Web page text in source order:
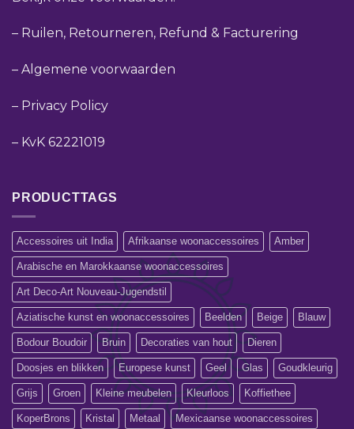
– Ruilen, Retourneren, Refund & Facturering
– Algemene voorwaarden
– Privacy Policy
– KvK 62221019
PRODUCTTAGS
Accessoires uit India Afrikaanse woonaccessoires Amber
Arabische en Marokkaanse woonaccessoires
Art Deco-Art Nouveau-Jugendstil
Aziatische kunst en woonaccessoires Beelden Beige Blauw
Bodour Boudoir Bruin Decoraties van hout Dieren
Doosjes en blikken Europese kunst Geel Glas Goudkleurig
Grijs Groen Kleine meubelen Kleurloos Koffiethee
KoperBrons Kristal Metaal Mexicaanse woonaccessoires